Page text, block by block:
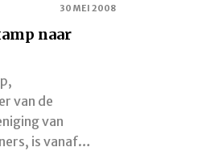
30 MEI 2008
naar
van de
van
is vanaf…